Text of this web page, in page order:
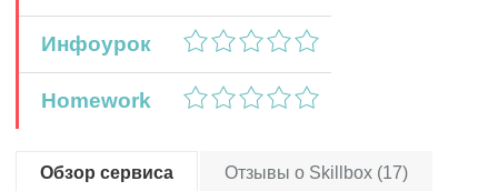
Инфоурок
Homework
Обзор сервиса Отзывы о Skillbox (17)